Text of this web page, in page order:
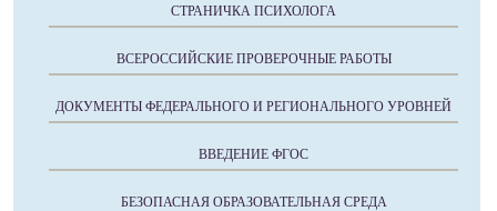
СТРАНИЧКА ПСИХОЛОГА
ВСЕРОССИЙСКИЕ ПРОВЕРОЧНЫЕ РАБОТЫ
ДОКУМЕНТЫ ФЕДЕРАЛЬНОГО И РЕГИОНАЛЬНОГО УРОВНЕЙ
ВВЕДЕНИЕ ФГОС
БЕЗОПАСНАЯ ОБРАЗОВАТЕЛЬНАЯ СРЕДА